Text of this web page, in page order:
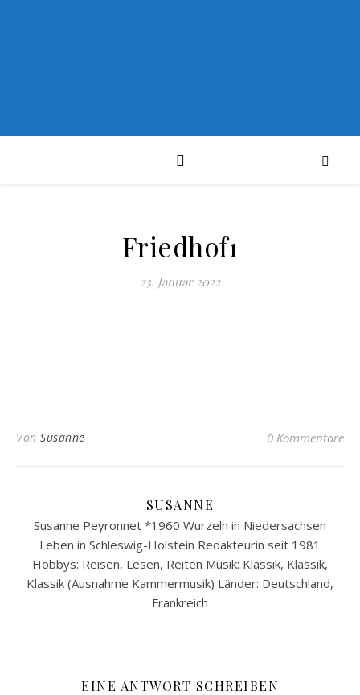
Friedhof1
23. Januar 2022
Von Susanne 0 Kommentare
SUSANNE
Susanne Peyronnet *1960 Wurzeln in Niedersachsen
Leben in Schleswig-Holstein Redakteurin seit 1981
Hobbys: Reisen, Lesen, Reiten Musik: Klassik, Klassik,
Klassik (Ausnahme Kammermusik) Länder: Deutschland,
Frankreich
EINE ANTWORT SCHREIBEN